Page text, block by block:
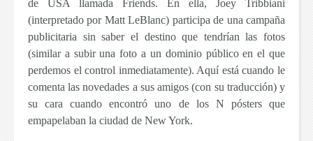
de USA llamada Friends. En ella, Joey Tribbiani
(interpretado por Matt LeBlanc) participa de una campaña
publicitaria sin saber el destino que tendrían las fotos
(similar a subir una foto a un dominio público en el que
perdemos el control inmediatamente). Aquí está cuando le
comenta las novedades a sus amigos (con su traducción) y
su cara cuando encontró uno de los N pósters que
empapelaban la ciudad de New York.